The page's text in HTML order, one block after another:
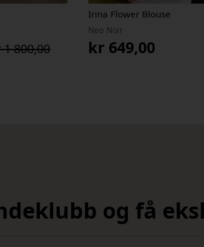
1 800,00
Irina Flower Blouse
Neo Noir
kr649,00
og få